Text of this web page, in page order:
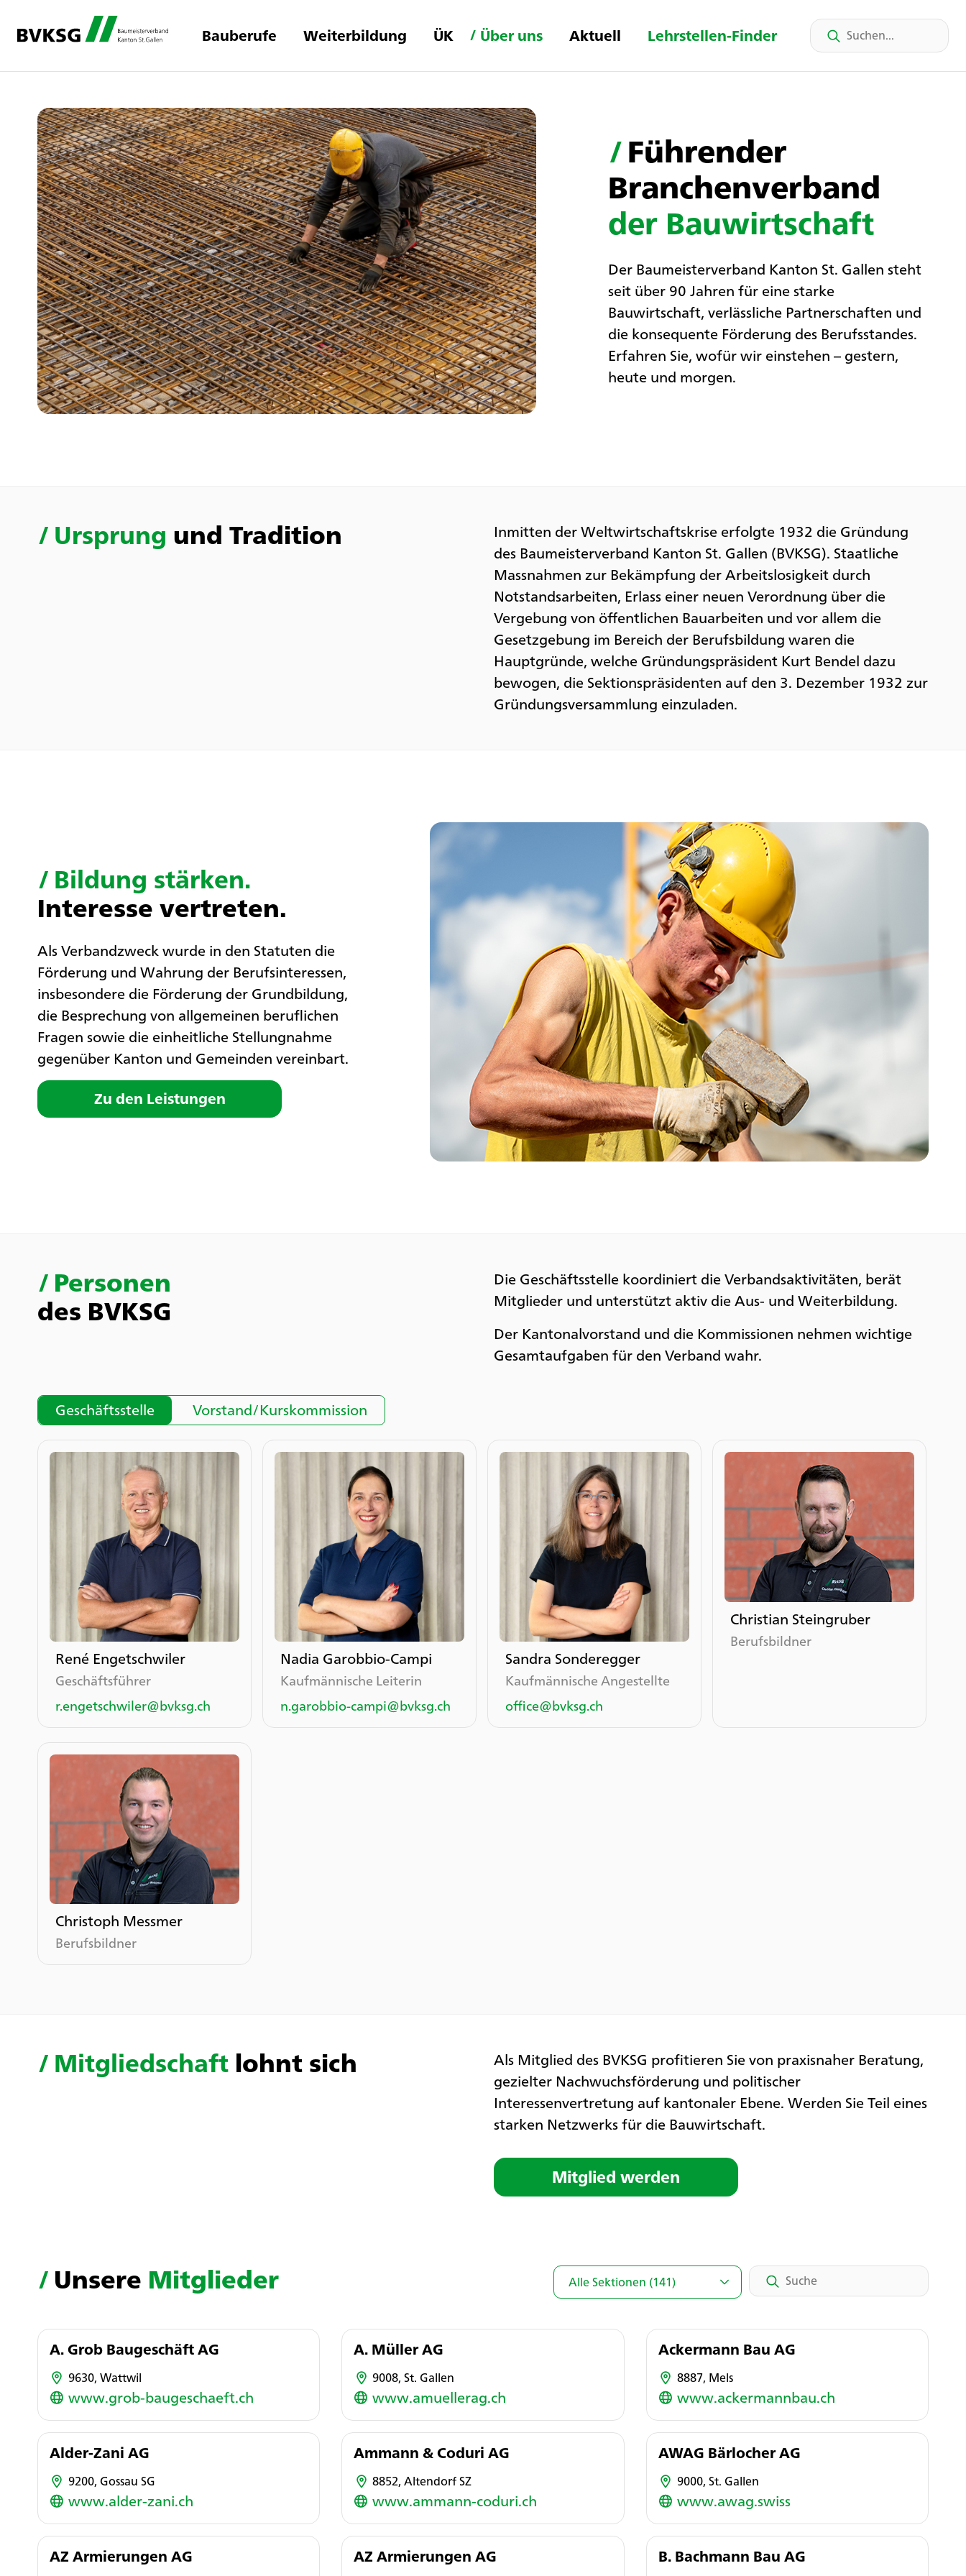
Bauberufe Weiterbildung ÜK Über uns Aktuell Lehrstellen-Finder
/Führender
Branchenverband
der Bauwirtschaft
Der Baumeisterverband Kanton St. Gallen steht
seit über 90 Jahren für eine starke
Bauwirtschaft, verlässliche Partnerschaften und
die konsequente Förderung des Berufsstandes.
Erfahren Sie, wofür wir einstehen – gestern,
heute und morgen.
/Ursprungund Tradition
Inmitten der Weltwirtschaftskrise erfolgte 1932 die Gründung
des Baumeisterverband Kanton St. Gallen (BVKSG). Staatliche
Massnahmen zur Bekämpfung der Arbeitslosigkeit durch
Notstandsarbeiten, Erlass einer neuen Verordnung über die
Vergebung von öffentlichen Bauarbeiten und vor allem die
Gesetzgebung im Bereich der Berufsbildung waren die
Hauptgründe, welche Gründungspräsident Kurt Bendel dazu
bewogen, die Sektionspräsidenten auf den 3. Dezember 1932 zur
Gründungsversammlung einzuladen.
/Bildung stärken.
Interesse vertreten.
Als Verbandzweck wurde in den Statuten die
Förderung und Wahrung der Berufsinteressen,
insbesondere die Förderung der Grundbildung,
die Besprechung von allgemeinen beruflichen
Fragen sowie die einheitliche Stellungnahme
gegenüber Kanton und Gemeinden vereinbart.
Zu den Leistungen
/Personen
des BVKSG
Die Geschäftsstelle koordiniert die Verbandsaktivitäten, berät
Mitglieder und unterstützt aktiv die Aus- und Weiterbildung.
Der Kantonalvorstand und die Kommissionen nehmen wichtige
Gesamtaufgaben für den Verband wahr.
Geschäftsstelle Vorstand/Kurskommission
René Engetschwiler
Geschäftsführer
r.engetschwiler@bvksg.ch
Nadia Garobbio-Campi
Kaufmännische Leiterin
n.garobbio-campi@bvksg.ch
Sandra Sonderegger
Kaufmännische Angestellte
office@bvksg.ch
Christian Steingruber
Berufsbildner
Christoph Messmer
Berufsbildner
/Mitgliedschaftlohnt sich
Als Mitglied des BVKSG profitieren Sie von praxisnaher Beratung,
gezielter Nachwuchsförderung und politischer
Interessenvertretung auf kantonaler Ebene. Werden Sie Teil eines
starken Netzwerks für die Bauwirtschaft.
Mitglied werden
/UnsereMitglieder Alle Sektionen (141)
A. Grob Baugeschäft AG
9630, Wattwil
www.grob-baugeschaeft.ch
A. Müller AG
9008, St. Gallen
www.amuellerag.ch
Ackermann Bau AG
8887, Mels
www.ackermannbau.ch
Alder-Zani AG
9200, Gossau SG
www.alder-zani.ch
Ammann & Coduri AG
8852, Altendorf SZ
www.ammann-coduri.ch
AWAG Bärlocher AG
9000, St. Gallen
www.awag.swiss
AZ Armierungen AG AZ Armierungen AG B. Bachmann Bau AG